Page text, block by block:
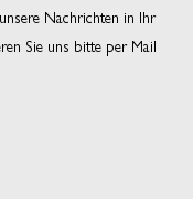
Nachrichten in Ihr
Sie uns bitte per Mail